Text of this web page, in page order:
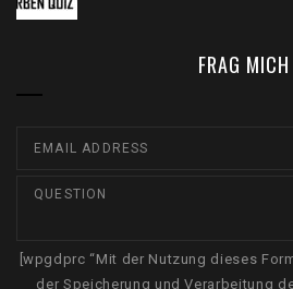
FRAG MICH
[wpgdprc “Mit der Nutzung dieses
der Speicherung und Verarbeitung